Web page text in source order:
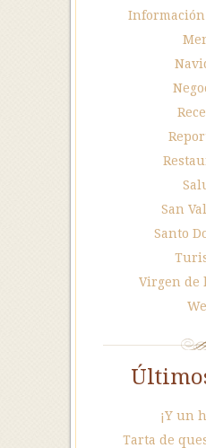
San
Santo
Virgen de
¡Y un
Tarta de